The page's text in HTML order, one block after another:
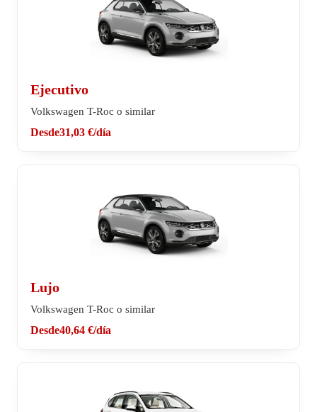
Ejecutivo
Volkswagen T-Roc o similar
Desde31,03 €/día
Lujo
Volkswagen T-Roc o similar
Desde40,64 €/día